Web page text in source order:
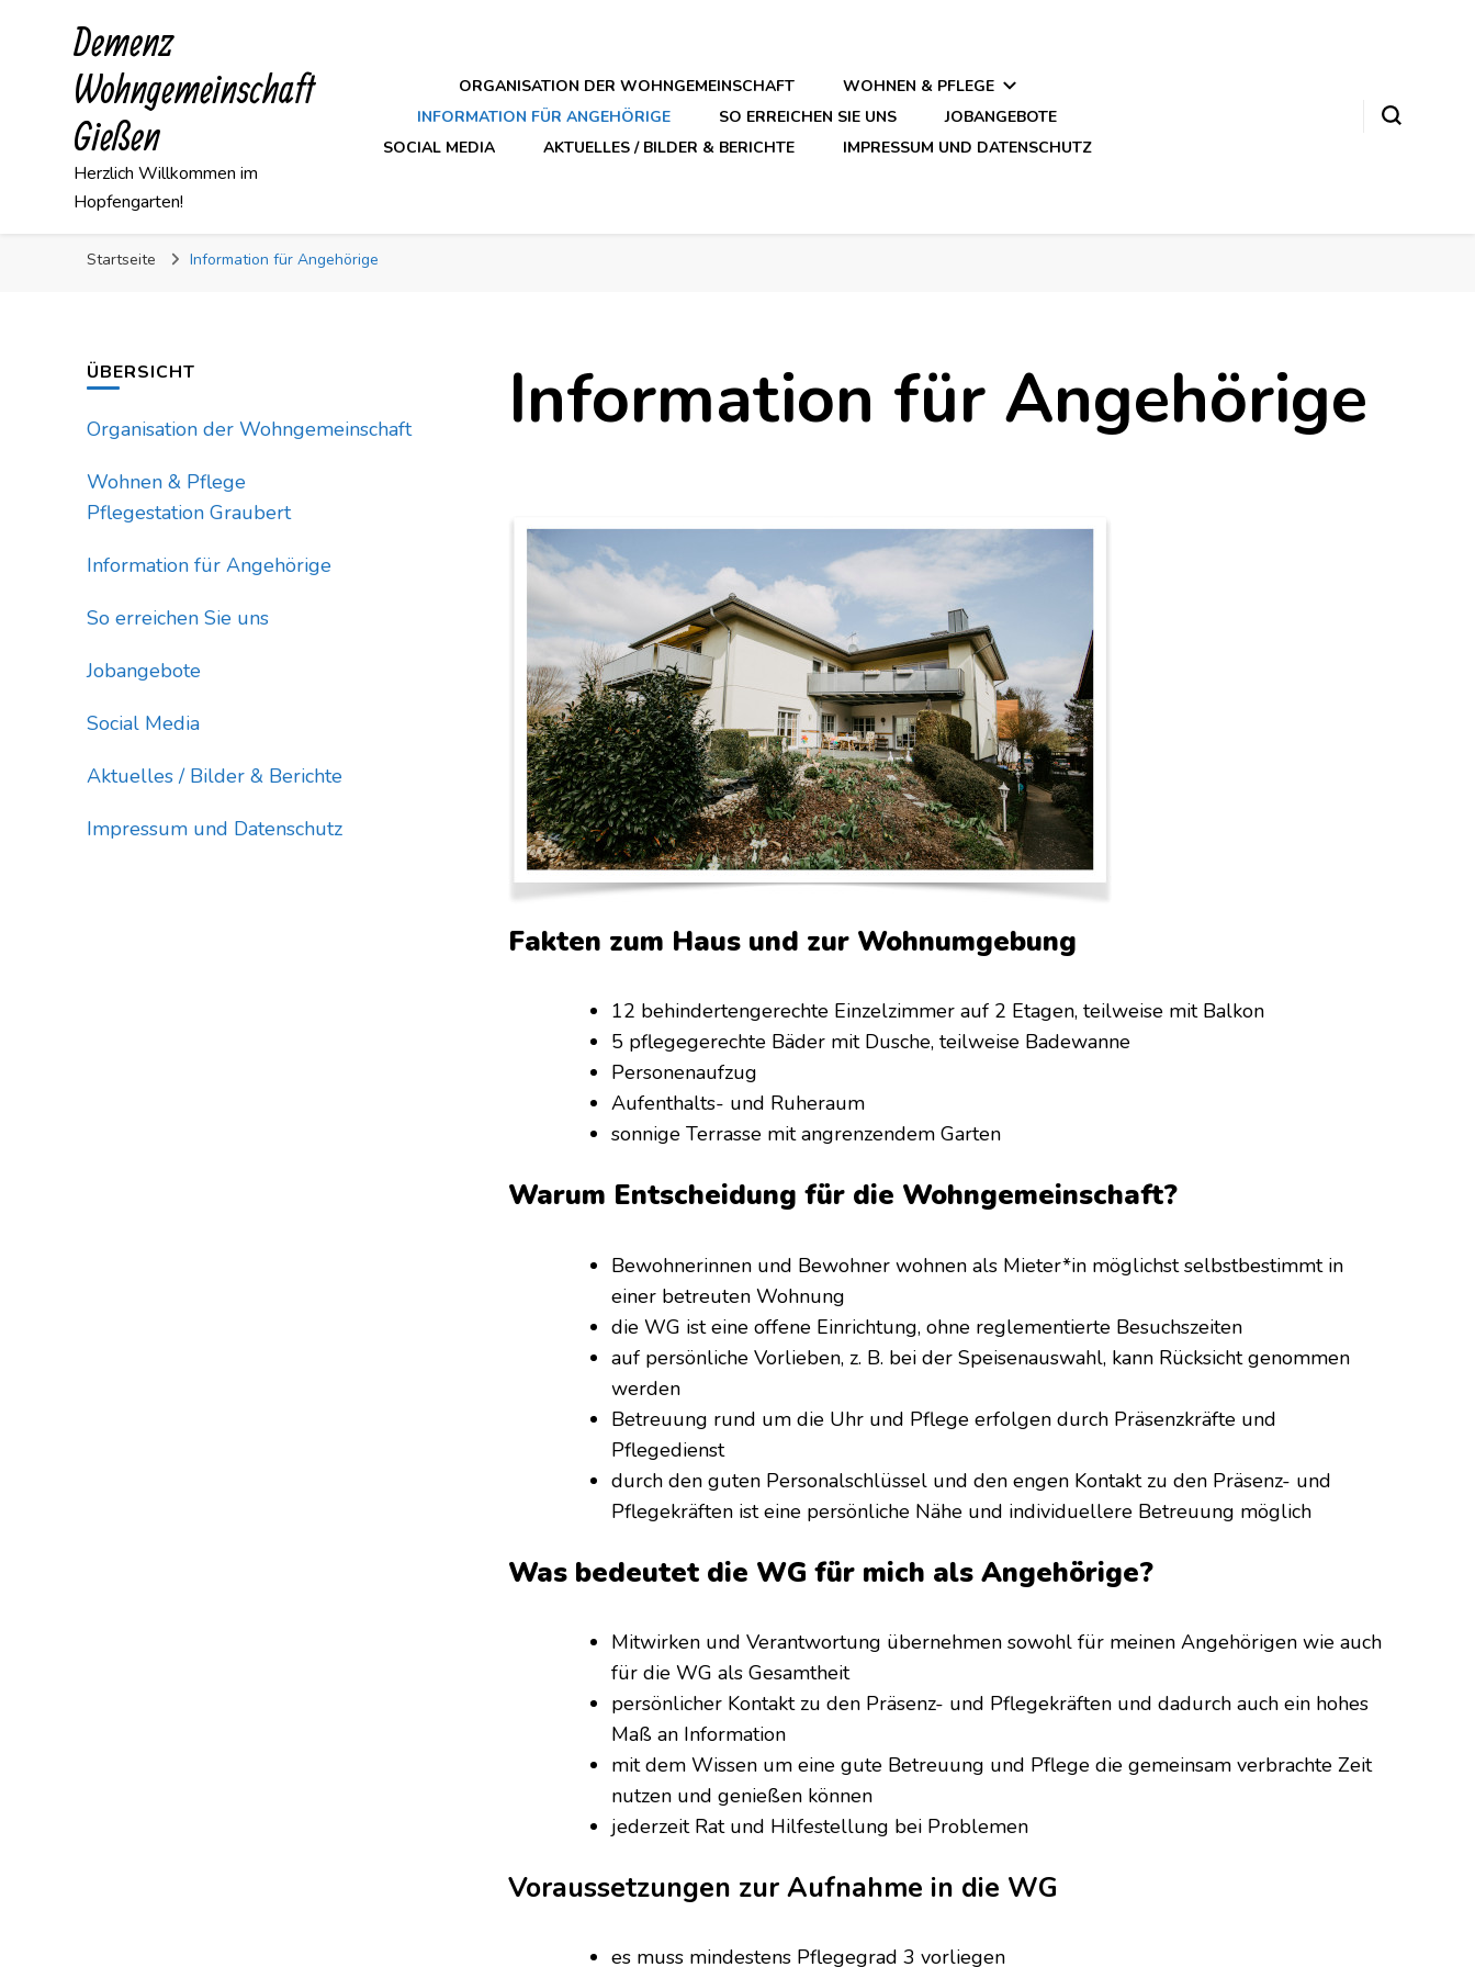
Demenz
Wohngemeinschaft
Gießen
Herzlich Willkommen im
Hopfengarten!
ORGANISATION DER WOHNGEMEINSCHAFT
WOHNEN & PFLEGE
INFORMATION FÜR ANGEHÖRIGE
SO ERREICHEN SIE UNS
JOBANGEBOTE
SOCIAL MEDIA
AKTUELLES / BILDER & BERICHTE IMPRESSUM UND DATENSCHUTZ
Startseite Information für Angehörige
Information für Angehörige
Fakten zum Haus und zur Wohnumgebung
12 behindertengerechte Einzelzimmer auf 2 Etagen, teilweise mit Balkon
5 pflegegerechte Bäder mit Dusche, teilweise Badewanne
Personenaufzug
Aufenthalts- und Ruheraum
sonnige Terrasse mit angrenzendem Garten
Warum Entscheidung für die Wohngemeinschaft?
Bewohnerinnen und Bewohner wohnen als Mieter*in möglichst selbstbestimmt in
einer betreuten Wohnung
die WG ist eine offene Einrichtung, ohne reglementierte Besuchszeiten
auf persönliche Vorlieben, z. B. bei der Speisenauswahl, kann Rücksicht genommen
werden
Betreuung rund um die Uhr und Pflege erfolgen durch Präsenzkräfte und
Pflegedienst
durch den guten Personalschlüssel und den engen Kontakt zu den Präsenz- und
Pflegekräften ist eine persönliche Nähe und individuellere Betreuung möglich
Was bedeutet die WG für mich als Angehörige?
Mitwirken und Verantwortung übernehmen sowohl für meinen Angehörigen wie auch
für die WG als Gesamtheit
persönlicher Kontakt zu den Präsenz- und Pflegekräften und dadurch auch ein hohes
Maß an Information
mit dem Wissen um eine gute Betreuung und Pflege die gemeinsam verbrachte Zeit
nutzen und genießen können
jederzeit Rat und Hilfestellung bei Problemen
Voraussetzungen zur Aufnahme in die WG
es muss mindestens Pflegegrad 3 vorliegen
ÜBERSICHT
Organisation der Wohngemeinschaft
Wohnen & Pflege
Pflegestation Graubert
Information für Angehörige
So erreichen Sie uns
Jobangebote
Social Media
Aktuelles / Bilder & Berichte
Impressum und Datenschutz